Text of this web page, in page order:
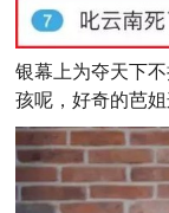
银幕上为夺天下
孩呢，好奇的芭